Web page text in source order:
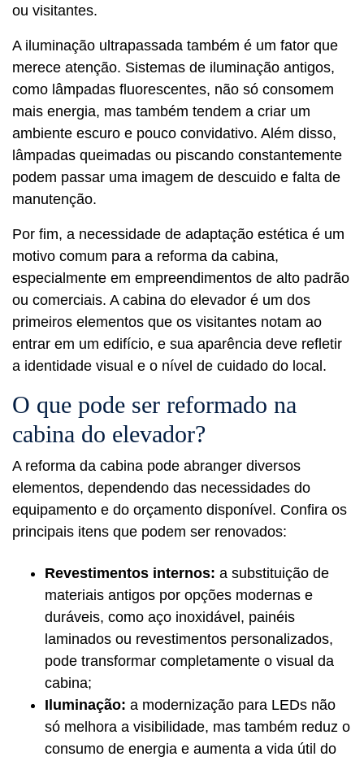
ou visitantes.
A iluminação ultrapassada também é um fator que
merece atenção. Sistemas de iluminação antigos,
como lâmpadas fluorescentes, não só consomem
mais energia, mas também tendem a criar um
ambiente escuro e pouco convidativo. Além disso,
lâmpadas queimadas ou piscando constantemente
podem passar uma imagem de descuido e falta de
manutenção.
Por fim, a necessidade de adaptação estética é um
motivo comum para a reforma da cabina,
especialmente em empreendimentos de alto padrão
ou comerciais. A cabina do elevador é um dos
primeiros elementos que os visitantes notam ao
entrar em um edifício, e sua aparência deve refletir
a identidade visual e o nível de cuidado do local.
O que pode ser reformado na
cabina do elevador?
A reforma da cabina pode abranger diversos
elementos, dependendo das necessidades do
equipamento e do orçamento disponível. Confira os
principais itens que podem ser renovados:
Revestimentos internos: a substituição de
materiais antigos por opções modernas e
duráveis, como aço inoxidável, painéis
laminados ou revestimentos personalizados,
pode transformar completamente o visual da
cabina;
Iluminação: a modernização para LEDs não
só melhora a visibilidade, mas também reduz o
consumo de energia e aumenta a vida útil do